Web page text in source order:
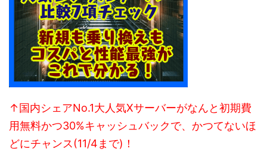
↑国内シェアNo.1大人気Xサーバーがなんと初期費
用無料かつ30%キャッシュバックで、かつてないほ
どにチャンス(11/4まで)！